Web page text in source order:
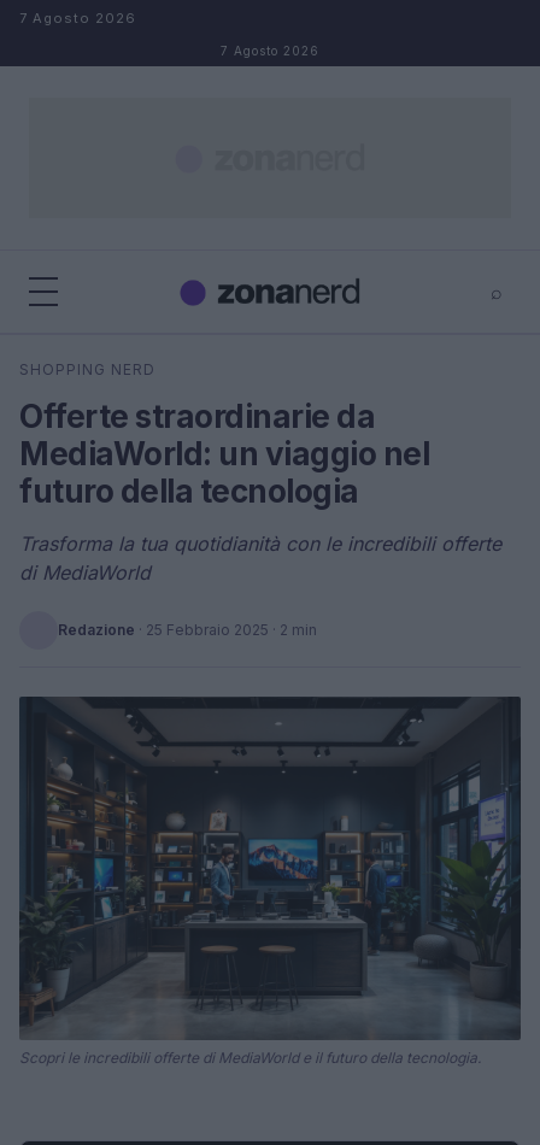
Salta al contenuto
7 Agosto 2026
7 Agosto 2026
⌕
Cerca
SHOPPING NERD
Offerte straordinarie da
MediaWorld: un viaggio nel
futuro della tecnologia
Trasforma la tua quotidianità con le incredibili offerte
di MediaWorld
Redazione · 25 Febbraio 2025 · 2 min
Scopri le incredibili offerte di MediaWorld e il futuro della tecnologia.